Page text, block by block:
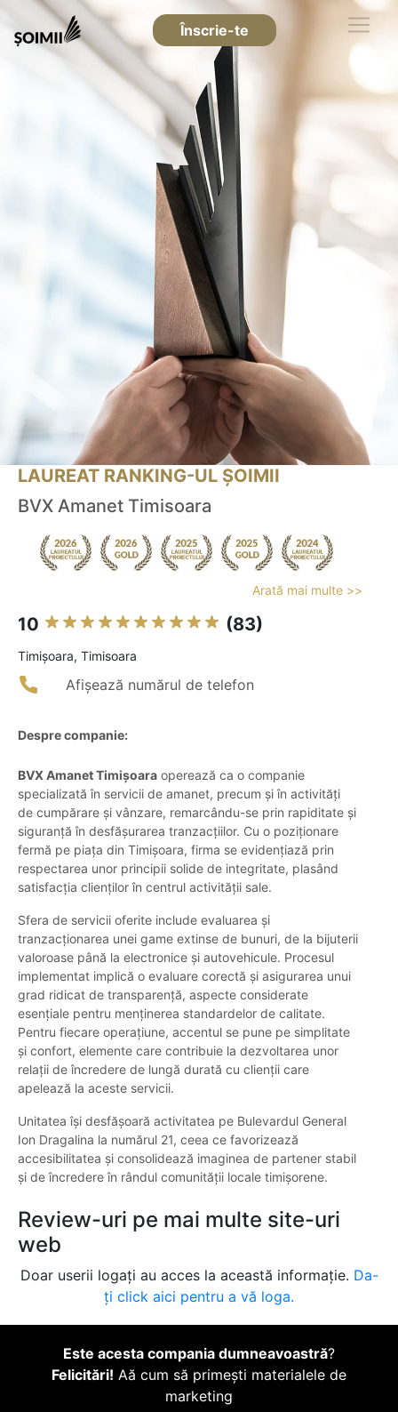
Înscrie-te
LAUREAT RANKING-UL ȘOIMII
BVX Amanet Timisoara
Arată mai multe >>
10 (83)
Timişoara, Timisoara
Afișează numărul de telefon
Despre companie:
BVX Amanet Timișoara operează ca o companie
specializată în servicii de amanet, precum și în activități
de cumpărare și vânzare, remarcându-se prin rapiditate și
siguranță în desfășurarea tranzacțiilor. Cu o poziționare
fermă pe piața din Timișoara, firma se evidențiază prin
respectarea unor principii solide de integritate, plasând
satisfacția clienților în centrul activității sale.
Sfera de servicii oferite include evaluarea și
tranzacționarea unei game extinse de bunuri, de la bijuterii
valoroase până la electronice și autovehicule. Procesul
implementat implică o evaluare corectă și asigurarea unui
grad ridicat de transparență, aspecte considerate
esențiale pentru menținerea standardelor de calitate.
Pentru fiecare operațiune, accentul se pune pe simplitate
și confort, elemente care contribuie la dezvoltarea unor
relații de încredere de lungă durată cu clienții care
apelează la aceste servicii.
Unitatea își desfășoară activitatea pe Bulevardul General
Ion Dragalina la numărul 21, ceea ce favorizează
accesibilitatea și consolidează imaginea de partener stabil
și de încredere în rândul comunității locale timișorene.
Review-uri pe mai multe site-uri
web
Doar userii logați au acces la această informație. Da-
ți click aici pentru a vă loga.
Este acesta compania dumneavoastră?
Felicitări! Aă cum să primești materialele de
marketing